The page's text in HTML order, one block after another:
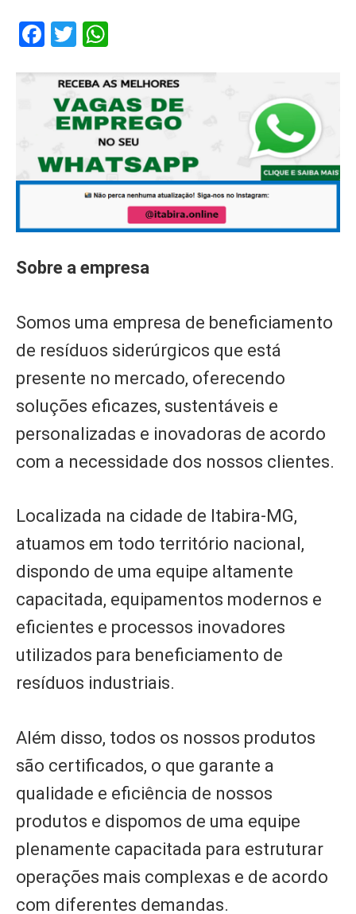
Facebook
Twitter
Sobre a empresa
Somos uma empresa de beneficiamento
de resíduos siderúrgicos que está
presente no mercado, oferecendo
soluções eficazes, sustentáveis e
personalizadas e inovadoras de acordo
com a necessidade dos nossos clientes.
Localizada na cidade de Itabira-MG,
atuamos em todo território nacional,
dispondo de uma equipe altamente
capacitada, equipamentos modernos e
eficientes e processos inovadores
utilizados para beneficiamento de
resíduos industriais.
Além disso, todos os nossos produtos
são certificados, o que garante a
qualidade e eficiência de nossos
produtos e dispomos de uma equipe
plenamente capacitada para estruturar
operações mais complexas e de acordo
com diferentes demandas.